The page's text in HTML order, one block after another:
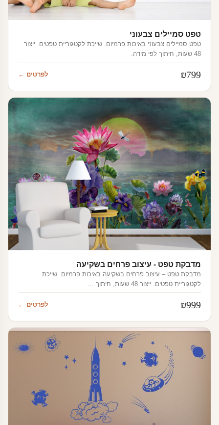
טפט סמיילים צבעוני
טפט סמיילים צבעוני באיכות פרמיום. שייכת לקטגוריית טפטים. ייצור
48 שעות, חיתוך לפי מידה.
₪799 לפרטים ←
מדבקת טפט - עיצוב פרחים בשקיעה
מדבקת טפט – עיצוב פרחים בשקיעה באיכות פרמיום. שייכת
לקטגוריית טפטים. ייצור 48 שעות, חיתוך …
₪999 לפרטים ←